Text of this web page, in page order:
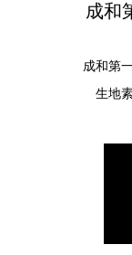
成和
成和第
生地